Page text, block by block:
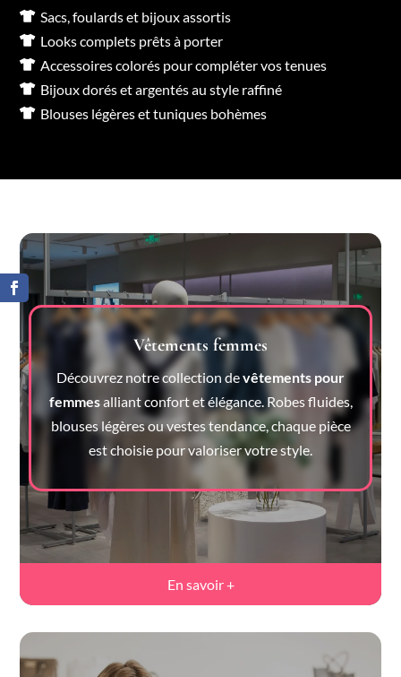
 Sacs, foulards et bijoux assortis
 Looks complets prêts à porter
 Accessoires colorés pour compléter vos tenues
 Bijoux dorés et argentés au style raffiné
 Blouses légères et tuniques bohèmes
Vêtements femmes
Découvrez notre collection devêtements pour
femmesalliant confort et élégance. Robes fluides,
blouses légères ou vestes tendance, chaque pièce
est choisie pour valoriser votre style.
En savoir +